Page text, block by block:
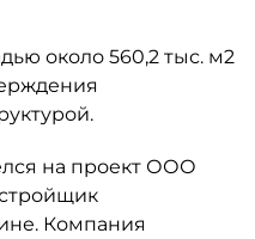
около 560,2 тыс. м2
на проект ООО
Компания